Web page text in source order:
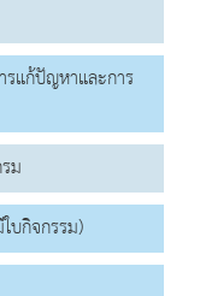
รแก้ปัญหาและการ
ม
บกิจกรรม)